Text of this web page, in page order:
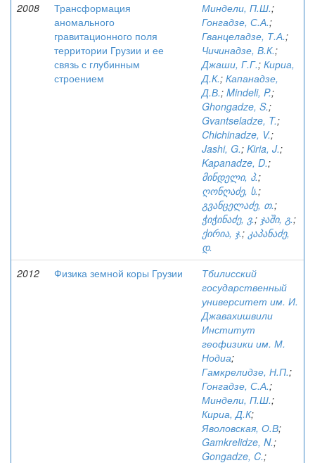
2008
Трансформация
аномального
гравитационного поля
территории Грузии и ее
связь с глубинным
строением
Миндели, П.Ш.;
Гонгадзе, С.А.;
Гванцеладзе, Т.А.;
Чичинадзе, В.К.;
Джаши, Г.Г.; Кириа,
Д.К.; Капанадзе,
Д.В.; Mindeli, P.;
Ghongadze, S.;
Gvantseladze, T.;
Chichinadze, V.;
Jashi, G.; Kiria, J.;
Kapanadze, D.;
მინდელი, პ.;
ღონღაძე, ს.;
გვანცელაძე, თ.;
ჭიჭინაძე, ვ.; ჯაში, გ.;
ქირია, ჯ.; კაპანაძე,
დ.
2012
Физика земной коры Грузии
Тбилисский
государственный
университет им. И.
Джавахишвили
Институт
геофизики им. М.
Нодиа;
Гамкрелидзе, Н.П.;
Гонгадзе, С.А.;
Миндели, П.Ш.;
Кириа, Д.К;
Яволовская, О.В;
Gamkrelidze, N.;
Gongadze, C.;